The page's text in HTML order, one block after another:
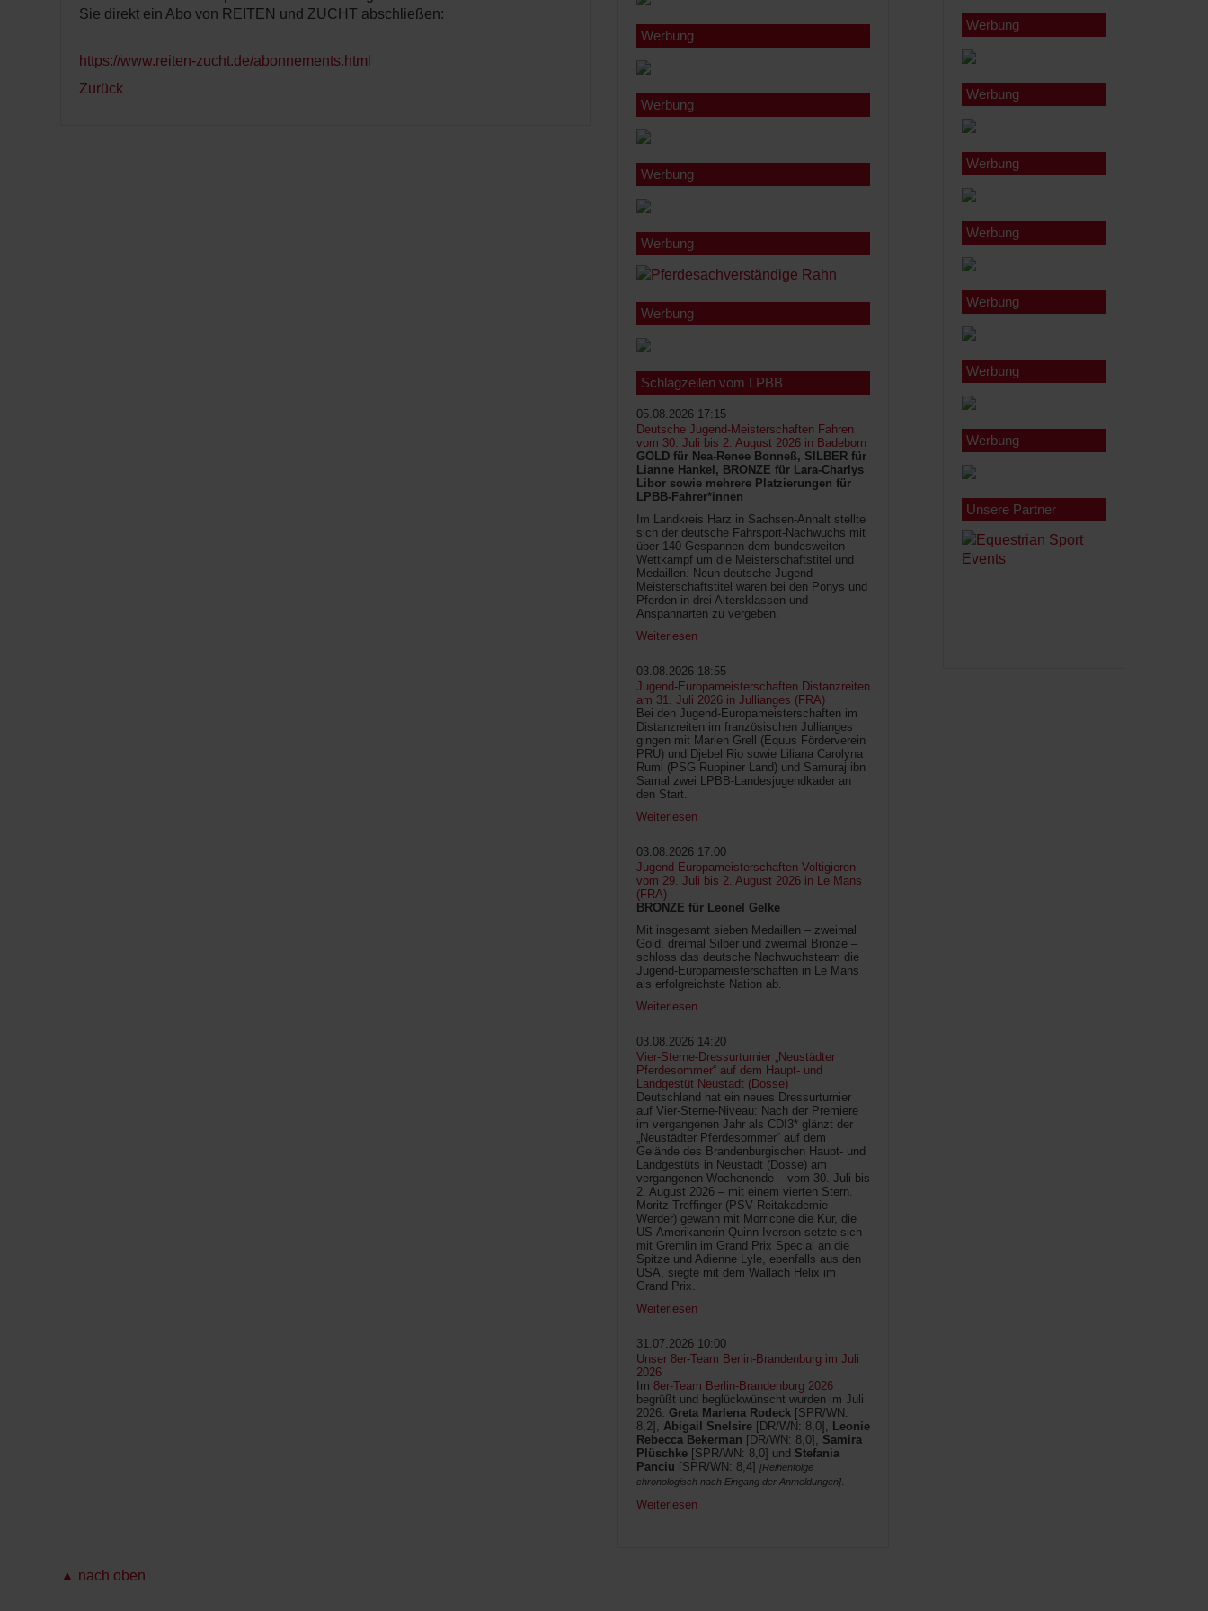
Sie direkt ein Abo von REITEN und ZUCHT abschließen:
https://www.reiten-zucht.de/abonnements.html
Zurück
Werbung
Werbung
Werbung
Werbung
Werbung
Schlagzeilen vom LPBB
05.08.2026 17:15
Deutsche Jugend-Meisterschaften Fahren
vom 30. Juli bis 2. August 2026 in Badeborn
GOLD für Nea-Renee Bonneß, SILBER für
Lianne Hankel, BRONZE für Lara-Charlys
Libor sowie mehrere Platzierungen für
LPBB-Fahrer*innen
Im Landkreis Harz in Sachsen-Anhalt stellte
sich der deutsche Fahrsport-Nachwuchs mit
über 140 Gespannen dem bundesweiten
Wettkampf um die Meisterschaftstitel und
Medaillen. Neun deutsche Jugend-
Meisterschaftstitel waren bei den Ponys und
Pferden in drei Altersklassen und
Anspannarten zu vergeben.
Weiterlesen
03.08.2026 18:55
Jugend-Europameisterschaften Distanzreiten
am 31. Juli 2026 in Jullianges (FRA)
Bei den Jugend-Europameisterschaften im
Distanzreiten im französischen Jullianges
gingen mit Marlen Grell (Equus Förderverein
PRU) und Djebel Rio sowie Liliana Carolyna
Ruml (PSG Ruppiner Land) und Samuraj ibn
Samal zwei LPBB-Landesjugendkader an
den Start.
Weiterlesen
03.08.2026 17:00
Jugend-Europameisterschaften Voltigieren
vom 29. Juli bis 2. August 2026 in Le Mans
(FRA)
BRONZE für Leonel Gelke
Mit insgesamt sieben Medaillen – zweimal
Gold, dreimal Silber und zweimal Bronze –
schloss das deutsche Nachwuchsteam die
Jugend-Europameisterschaften in Le Mans
als erfolgreichste Nation ab.
Weiterlesen
03.08.2026 14:20
Vier-Sterne-Dressurturnier „Neustädter
Pferdesommer“ auf dem Haupt- und
Landgestüt Neustadt (Dosse)
Deutschland hat ein neues Dressurturnier
auf Vier-Sterne-Niveau: Nach der Premiere
im vergangenen Jahr als CDI3* glänzt der
„Neustädter Pferdesommer“ auf dem
Gelände des Brandenburgischen Haupt- und
Landgestüts in Neustadt (Dosse) am
vergangenen Wochenende – vom 30. Juli bis
2. August 2026 – mit einem vierten Stern.
Moritz Treffinger (PSV Reitakademie
Werder) gewann mit Morricone die Kür, die
US-Amerikanerin Quinn Iverson setzte sich
mit Gremlin im Grand Prix Special an die
Spitze und Adienne Lyle, ebenfalls aus den
USA, siegte mit dem Wallach Helix im
Grand Prix.
Weiterlesen
31.07.2026 10:00
Unser 8er-Team Berlin-Brandenburg im Juli
2026
Im 8er-Team Berlin-Brandenburg 2026
begrüßt und beglückwünscht wurden im Juli
2026: Greta Marlena Rodeck [SPR/WN:
8,2], Abigail Snelsire [DR/WN: 8,0], Leonie
Rebecca Bekerman [DR/WN: 8,0], Samira
Plüschke [SPR/WN: 8,0] und Stefania
Panciu [SPR/WN: 8,4] [Reihenfolge
chronologisch nach Eingang der Anmeldungen].
Weiterlesen
Werbung
Werbung
Werbung
Werbung
Werbung
Werbung
Werbung
Unsere Partner
▲ nach oben